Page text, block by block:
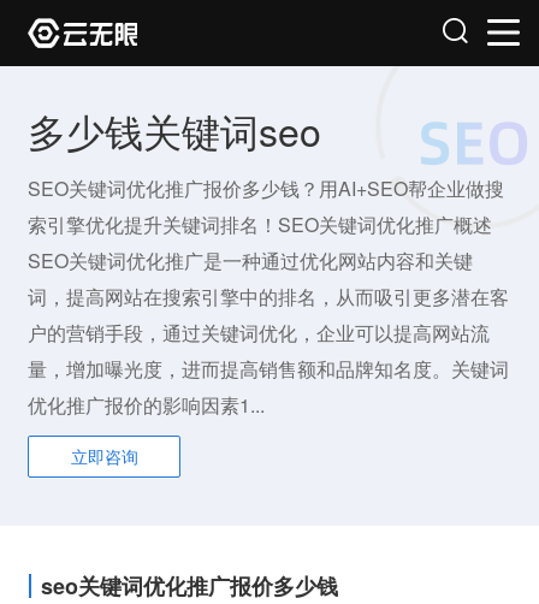
多少钱关键词seo
SEO关键词优化推广报价多少钱？用AI+SEO帮企业做搜
索引擎优化提升关键词排名！SEO关键词优化推广概述
SEO关键词优化推广是一种通过优化网站内容和关键
词，提高网站在搜索引擎中的排名，从而吸引更多潜在客
户的营销手段，通过关键词优化，企业可以提高网站流
量，增加曝光度，进而提高销售额和品牌知名度。关键词
优化推广报价的影响因素1...
立即咨询
seo关键词优化推广报价多少钱